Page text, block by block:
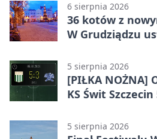
6 sierpnia 2026
36 kotów z
W Grudziądzu
5 sierpnia 2026
[PIŁKA NOŻNA]
KS Świt
odwrócili losy
5 sierpnia 2026